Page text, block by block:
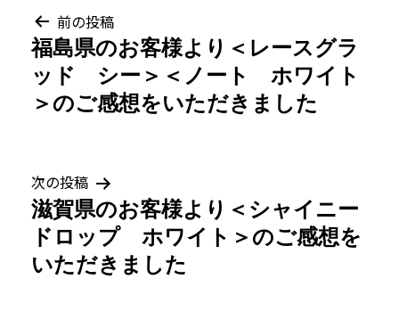
投
稿
ナ
ゲ
ー
シ
前の投稿
福島県のお客様より＜レースグラ
ッド シー＞＜ノート ホワイト
＞のご感想をいただきました
次の投稿
滋賀県のお客様より＜シャイニー
ドロップ ホワイト＞のご感想を
いただきました